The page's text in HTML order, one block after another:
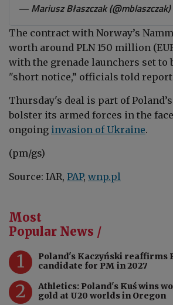
— Mariusz Błaszczak (@mblaszczak)
The contract with Norway’s
worth around PLN 150 million
with the grenade launchers set to
"short notice,” officials told
Thursday's deal is part of
bolster its armed forces in the face
ongoing invasion of Ukraine.
(pm/gs)
Source: IAR, PAP, wnp.pl
Most
Popular News /
1
Poland's Kaczyński reaffirms
candidate for PM in 2027
2
Athletics: Poland's Kuś wins
gold at U20 worlds in Oregon